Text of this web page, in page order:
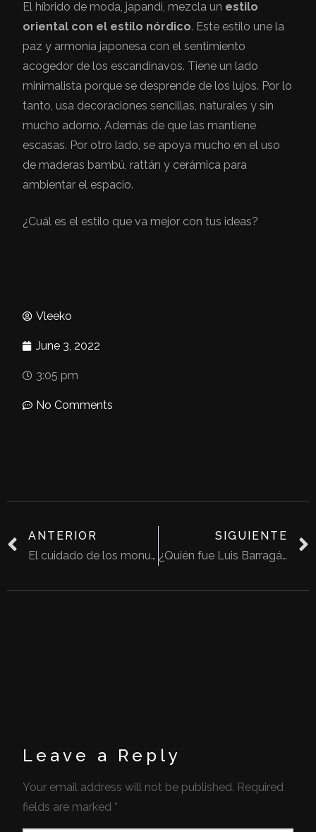
El híbrido de moda, japandi, mezcla un estilo
oriental con el estilo nórdico. Este estilo une la
paz y armonía japonesa con el sentimiento
acogedor de los escandinavos. Tiene un lado
minimalista porque se desprende de los lujos. Por lo
tanto, usa decoraciones sencillas, naturales y sin
mucho adorno. Además de que las mantiene
escasas. Por otro lado, se apoya mucho en el uso
de maderas bambú, rattán y cerámica para
ambientar el espacio.
¿Cuál es el estilo que va mejor con tus ideas?
Vleeko
June 3, 2022
3:05 pm
No Comments
ANTERIOR
El cuidado de los monumentos arquitectónicos
SIGUIENTE
¿Quién fue Luis Barragán?
Leave a Reply
Your email address will not be published. Required
fields are marked *